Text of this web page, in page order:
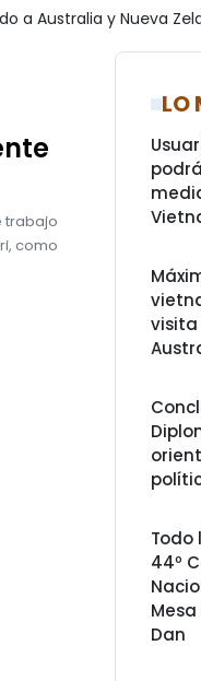
a Australia y Nueva
trabajo
como
LO
visita
Todo
44º
Dan